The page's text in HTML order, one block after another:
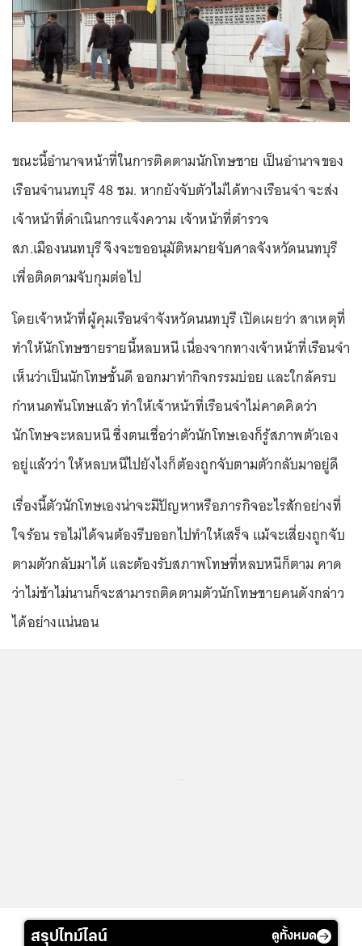
ขณะนี้อำนาจหน้าที่ในการติดตามนักโทษชาย เป็นอำนาจของ
เรือนจำนนทบุรี 48 ชม. หากยังจับตัวไม่ได้ทางเรือนจำ จะส่ง
เจ้าหน้าที่ดำเนินการแจ้งความ เจ้าหน้าที่ตำรวจ
สภ.เมืองนนทบุรี จึงจะขออนุมัติหมายจับศาลจังหวัดนนทบุรี
เพื่อติดตามจับกุมต่อไป
โดยเจ้าหน้าที่ผู้คุมเรือนจำจังหวัดนนทบุรี เปิดเผยว่า สาเหตุที่
ทำให้นักโทษชายรายนี้หลบหนี เนื่องจากทางเจ้าหน้าที่เรือนจำ
เห็นว่าเป็นนักโทษชั้นดี ออกมาทำกิจกรรมบ่อย และใกล้ครบ
กำหนดพ้นโทษแล้ว ทำให้เจ้าหน้าที่เรือนจำไม่คาดคิดว่า
นักโทษจะหลบหนี ซึ่งตนเชื่อว่าตัวนักโทษเองก็รู้สภาพตัวเอง
อยู่แล้วว่า ให้หลบหนีไปยังไงก็ต้องถูกจับตามตัวกลับมาอยู่ดี
เรื่องนี้ตัวนักโทษเองน่าจะมีปัญหาหรือภารกิจอะไรสักอย่างที่
ใจร้อน รอไม่ได้จนต้องรีบออกไปทำให้เสร็จ แม้จะเสี่ยงถูกจับ
ตามตัวกลับมาได้ และต้องรับสภาพโทษที่หลบหนีก็ตาม คาด
ว่าไม่ช้าไม่นานก็จะสามารถติดตามตัวนักโทษชายคนดังกล่าว
ได้อย่างแน่นอน
สรุปไทม์ไลน์ ดูทั้งหมด